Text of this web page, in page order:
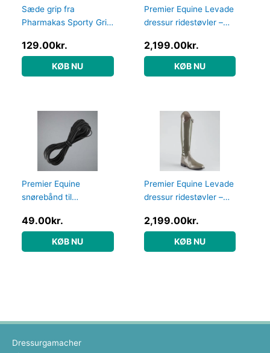
Sæde grip fra
Pharmakas Sporty Grip
spray
129.00kr.
KØB NU
Premier Equine Levade
dressur ridestøvler –
2,199.00kr.
KØB NU
Premier Equine
snørebånd til
49.00kr.
KØB NU
Premier Equine Levade
dressur ridestøvler –
2,199.00kr.
KØB NU
Dressurgamacher